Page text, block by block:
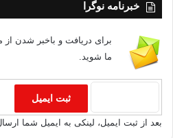
خبرنامه نوگرا
برای دریافت و باخبر شدن
ما شوید.
بعد از ثبت ایمیل، لینکی به ایمیل شما